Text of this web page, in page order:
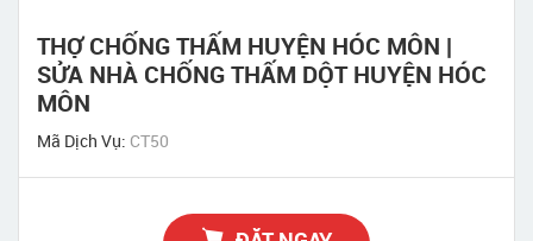
THỢ CHỐNG THẤM HUYỆN HÓC MÔN |
SỬA NHÀ CHỐNG THẤM DỘT HUYỆN HÓC
MÔN
Mã Dịch Vụ: CT50